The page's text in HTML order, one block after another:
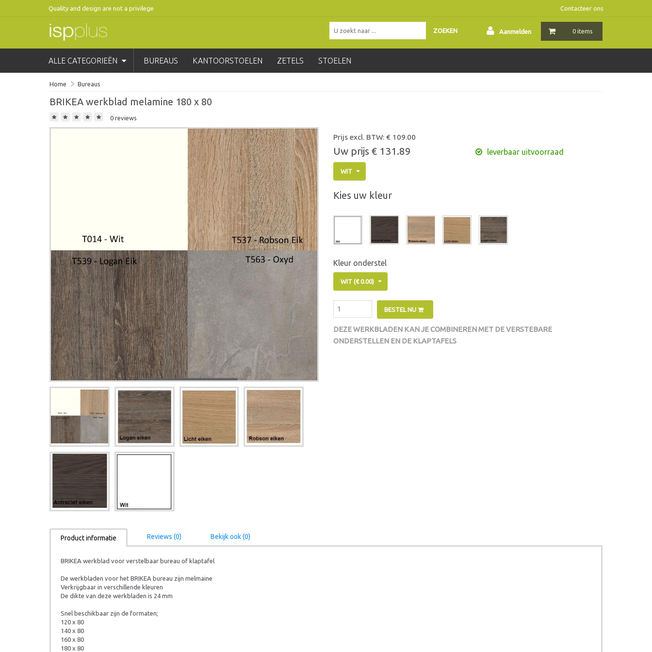
Quality and design are not a privilege Contacteer ons
0 items
Aanmelden
ZOEKEN
ALLE CATEGORIEËN BUREAUS KANTOORSTOELEN ZETELS STOELEN
Home Bureaus
BRIKEA werkblad melamine 180 x 80
0 reviews
Prijs excl. BTW: € 109.00
Uw prijs € 131.89 leverbaar uitvoorraad
WIT
Kies uw kleur
Kleur onderstel
WIT (€ 0.00)
BESTEL NU
DEZE WERKBLADEN KAN JE COMBINEREN MET DE VERSTEBARE
ONDERSTELLEN EN DE KLAPTAFELS
Product informatie Reviews (0) Bekijk ook (0)
BRIKEA werkblad voor verstelbaar bureau of klaptafel
De werkbladen voor het BRIKEA bureau zijn melmaine
Verkrijgbaar in verschillende kleuren
De dikte van deze werkbladen is 24 mm
Snel beschikbaar zijn de formaten;
120 x 80
140 x 80
160 x 80
180 x 80